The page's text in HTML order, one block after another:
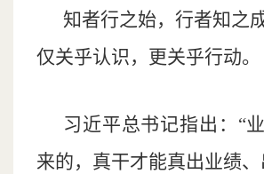
知者行之始，行者知之
仅关乎认识，更关乎行动。
习近平总书记指出：“
来的，真干才能真出业绩